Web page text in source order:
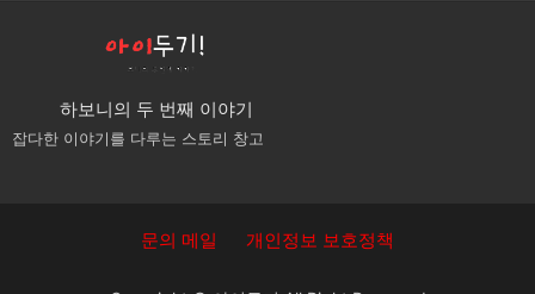
하보니의 두 번째 이야기
잡다한 이야기를 다루는 스토리 창고
문의 메일 개인정보 보호정책